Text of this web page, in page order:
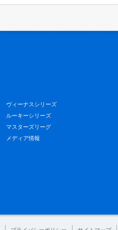
ヴィーナスシリーズ
ルーキーシリーズ
マスターズリーグ
メディア情報